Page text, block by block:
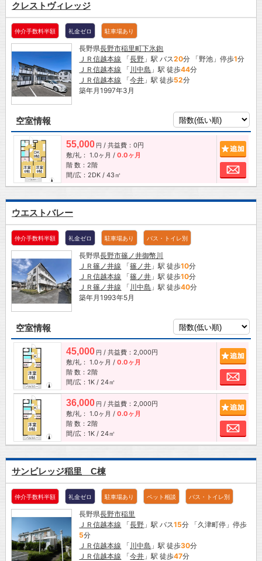
クレストヴィレッジ
仲介手数料半額 礼金ゼロ 駐車場あり
長野県長野市稲里町下氷鉋
ＪＲ信越本線 「長野 」駅 バス20分 「野池」停歩1分
ＪＲ信越本線 「 川中島 」駅 徒歩44分
ＪＲ信越本線 「今井 」駅 徒歩52分
築年月1997年3月
空室情報
55,000 円 / 共益費：0円
敷/礼： 1.0ヶ月 / 0.0ヶ月
階 数：2階
間/広：2DK / 43㎡
お
ウエストバレー
仲介手数料半額 礼金ゼロ 駐車場あり バス・トイレ別
長野県長野市篠ノ井御幣川
ＪＲ篠ノ井線 「篠ノ井 」駅 徒歩10分
ＪＲ信越本線 「篠ノ井 」駅 徒歩10分
ＪＲ篠ノ井線 「 川中島 」駅 徒歩40分
築年月1993年5月
空室情報
45,000 円 / 共益費：2,000円
敷/礼： 1.0ヶ月 / 0.0ヶ月
階 数：2階
間/広：1K / 24㎡
お
36,000 円 / 共益費：2,000円
敷/礼： 1.0ヶ月 / 0.0ヶ月
階 数：2階
間/広：1K / 24㎡
お
サンビレッジ稲里 C棟
仲介手数料半額 礼金ゼロ 駐車場あり ペット相談 バス・トイレ別
長野県長野市稲里
ＪＲ信越本線 「長野 」駅 バス15分 「久津町停」停歩
5分
ＪＲ信越本線 「 川中島 」駅 徒歩30分
ＪＲ信越本線 「今井 」駅 徒歩47分